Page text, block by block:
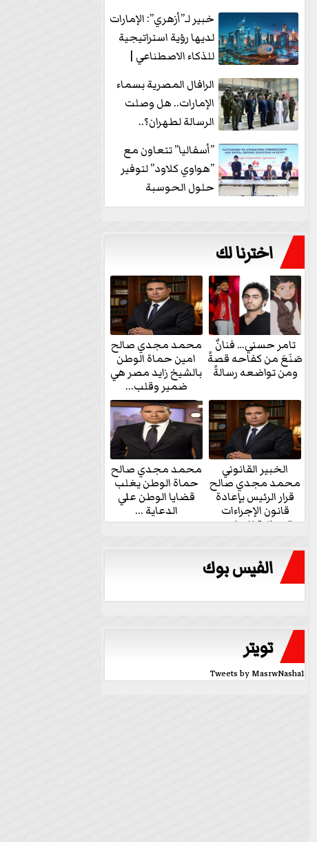
وتدير جلسة...
خبير لـ”أزهري”: الإمارات
لديها رؤية استراتيجية
للذكاء الاصطناعي |
الرافال المصرية بسماء
الإمارات.. هل وصلت
الرسالة لطهران؟..
”ماعت جروب” تُجيب؟
|...
”أسفاليا” تتعاون مع
”هواوي كلاود” لتوفير
حلول الحوسبة
السحابية والأمن
اخترنا لك
تامر حسني… فنانٌ
صَنَعَ من كفاحه قصةً
ومن تواضعه رسالةً
محمد مجدي صالح
امين حماة الوطن
بالشيخ زايد مصر هي
ضمير وقلب...
الخبير القانوني
محمد مجدي صالح
قرار الرئيس بإعادة
قانون الإجراءات
الجنائية للنواب...
محمد مجدي صالح
حماة الوطن يغلب
قضايا الوطن علي
الدعاية ...
الفيس بوك
تويتر
Tweets by MasrwNasha1